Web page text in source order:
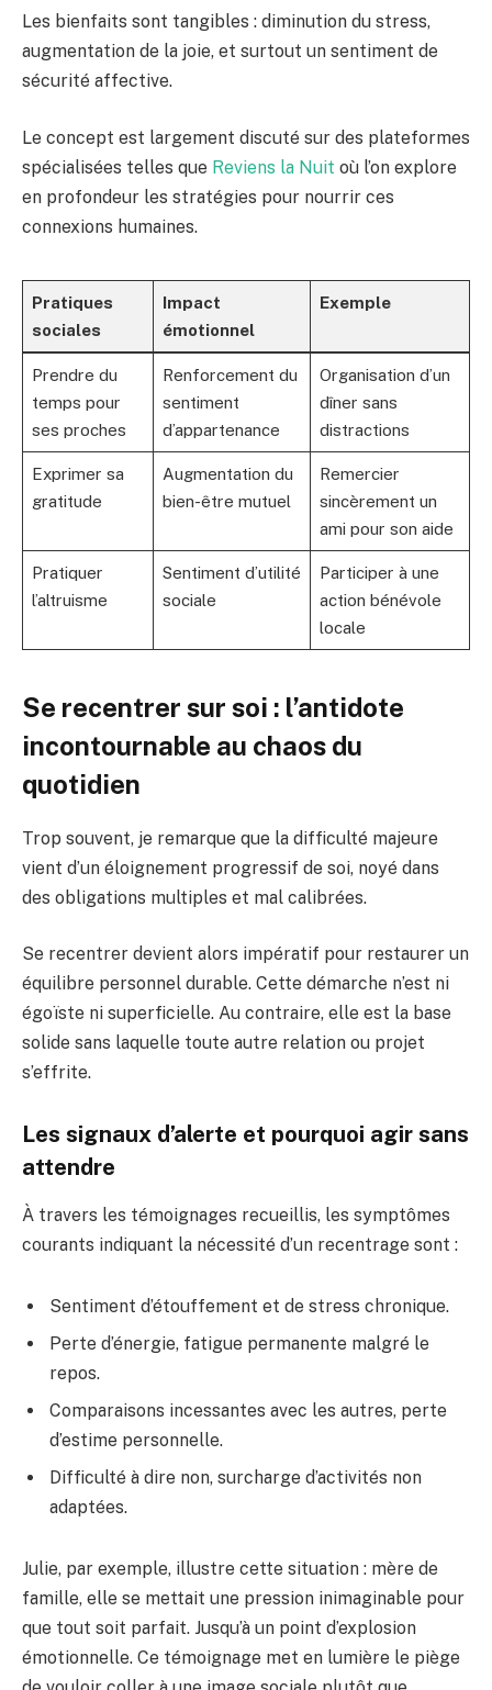
Les bienfaits sont tangibles : diminution du stress,
augmentation de la joie, et surtout un sentiment de
sécurité affective.
Le concept est largement discuté sur des plateformes
spécialisées telles que Reviens la Nuit où l’on explore
en profondeur les stratégies pour nourrir ces
connexions humaines.
Pratiques
sociales
Impact
émotionnel
Exemple
Prendre du
temps pour
ses proches
Renforcement du
sentiment
d’appartenance
Organisation d’un
dîner sans
distractions
Exprimer sa
gratitude
Augmentation du
bien-être mutuel
Remercier
sincèrement un
ami pour son aide
Pratiquer
l’altruisme
Sentiment d’utilité
sociale
Participer à une
action bénévole
locale
Se recentrer sur soi : l’antidote
incontournable au chaos du
quotidien
Trop souvent, je remarque que la difficulté majeure
vient d’un éloignement progressif de soi, noyé dans
des obligations multiples et mal calibrées.
Se recentrer devient alors impératif pour restaurer un
équilibre personnel durable. Cette démarche n’est ni
égoïste ni superficielle. Au contraire, elle est la base
solide sans laquelle toute autre relation ou projet
s’effrite.
Les signaux d’alerte et pourquoi agir sans
attendre
À travers les témoignages recueillis, les symptômes
courants indiquant la nécessité d’un recentrage sont :
Sentiment d’étouffement et de stress chronique.
Perte d’énergie, fatigue permanente malgré le
repos.
Comparaisons incessantes avec les autres, perte
d’estime personnelle.
Difficulté à dire non, surcharge d’activités non
adaptées.
Julie, par exemple, illustre cette situation : mère de
famille, elle se mettait une pression inimaginable pour
que tout soit parfait. Jusqu’à un point d’explosion
émotionnelle. Ce témoignage met en lumière le piège